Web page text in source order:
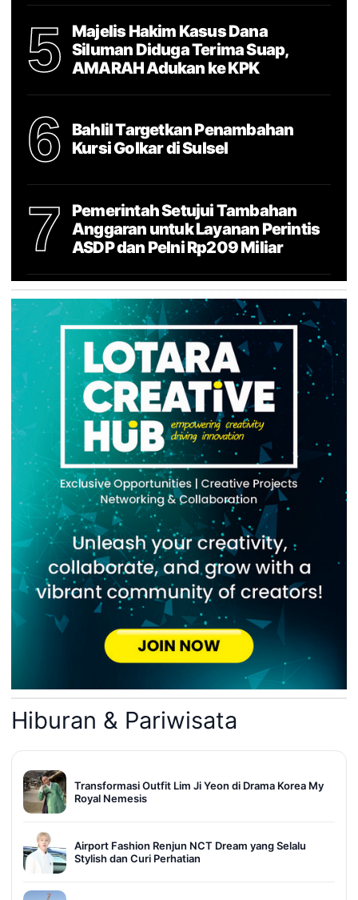
5
Majelis Hakim Kasus Dana
Siluman Diduga Terima Suap,
AMARAH Adukan ke KPK
6
Bahlil Targetkan Penambahan
Kursi Golkar di Sulsel
7
Pemerintah Setujui Tambahan
Anggaran untuk Layanan Perintis
ASDP dan Pelni Rp209 Miliar
Hiburan & Pariwisata
Transformasi Outfit Lim Ji Yeon di Drama Korea My
Royal Nemesis
Airport Fashion Renjun NCT Dream yang Selalu
Stylish dan Curi Perhatian